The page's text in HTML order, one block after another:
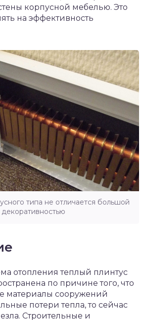
корпусной мебелью. Это
на эффективность
типа не отличается большой
декоративностью
отопления теплый плинтус
по причине того, что
материалы сооружений
потери тепла, то сейчас
Строительные и